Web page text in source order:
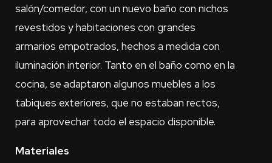
salón/comedor, con un nuevo baño con nichos
revestidos y habitaciones con grandes
armarios empotrados, hechos a medida con
iluminación interior. Tanto en el baño como en la
cocina, se adaptaron algunos muebles a los
tabiques exteriores, que no estaban rectos,
para aprovechar todo el espacio disponible.
Materiales